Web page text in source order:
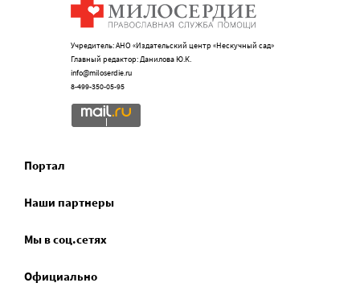
Учредитель: АНО «Издательский центр «Нескучный сад»
Главный редактор: Данилова Ю.К.
info@miloserdie.ru
8-499-350-05-95
Портал
Наши партнеры
Мы в соц.сетях
Официально